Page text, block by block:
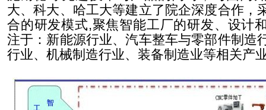
大、科大、哈工大等建立了院企深度合作，
合的研发模式,聚焦智能工厂的研发、设计
注于：新能源行业、汽车整车与零部件制造
行业、机械制造行业、装备制造业等相关产